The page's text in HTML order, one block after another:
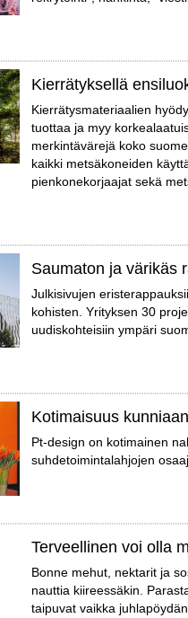
Kierrätyksellä
Kierrätysmateriaalien
tuottaa ja myy
merkintävärejä koko
kaikki metsäkoneiden
pienkonekorjaajat sekä
Saumaton ja värikäs
Julkisivujen
kohisten. Yrityksen 30
uudiskohteisiin ympäri
Kotimaisuus kunniaan
Pt-design on kotimainen
suhdetoimintalahjojen
Terveellinen voi olla
Bonne mehut, nektarit ja
nauttia kiireessäkin.
taipuvat vaikka